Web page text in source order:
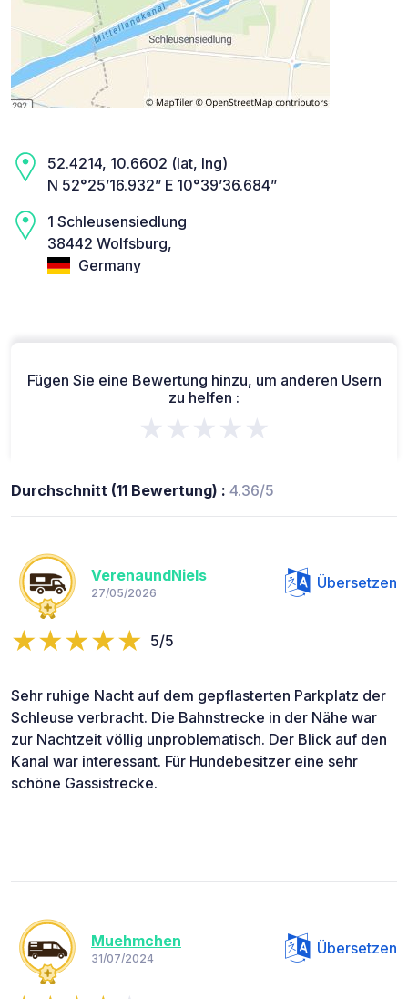
52.4214, 10.6602 (lat, lng)
N 52°25’16.932” E 10°39’36.684”
1 Schleusensiedlung
38442 Wolfsburg,
Germany
Fügen Sie eine Bewertung hinzu, um anderen Usern
zu helfen :
★★★★★
Durchschnitt (11 Bewertung) : 4.36/5
VerenaundNiels
27/05/2026
Übersetzen
5/5
Sehr ruhige Nacht auf dem gepflasterten Parkplatz der
Schleuse verbracht. Die Bahnstrecke in der Nähe war
zur Nachtzeit völlig unproblematisch. Der Blick auf den
Kanal war interessant. Für Hundebesitzer eine sehr
schöne Gassistrecke.
Muehmchen
31/07/2024
Übersetzen